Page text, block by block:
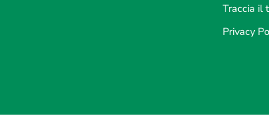
Traccia il
Privacy